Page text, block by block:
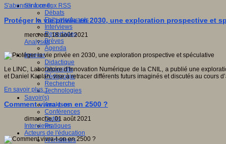
S'informer
Débats
Faits marquants
Interviews
Reportages
Brèves
Agenda
Innover
Didactique
Dispositifs
Pédagogie
Recherche
Technologies
Savoir(s)
Analyses
Conférences
Outils
Pratiques
Acteurs de l'éducation
Animateurs
S'abonner à ce flux RSS
Protéger la vie privée en 2030, une exploration prospective et
mercredi, 18 août 2021
Analyses
Le LINC, Laboratoire d’Innovation Numérique de la CNIL, a publié une
et Daniel Kaplan, vise à retracer différents futurs imaginés et discutés au cours
En savoir plus...
Comment vivra-t-on en 2500 ?
dimanche, 01 août 2021
Interviews